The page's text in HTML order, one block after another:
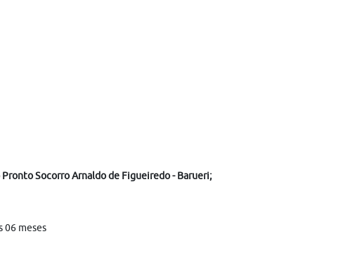
Socorro Arnaldo de Figueiredo - Barueri;
06 meses